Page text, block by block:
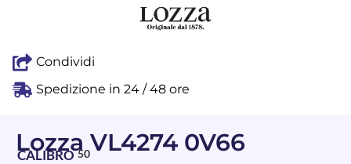
Condividi
Spedizione in 24 / 48 ore
Lozza VL4274 0V66
CALIBRO 50